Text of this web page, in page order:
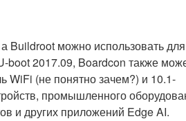
Buildroot можно использовать для
boot 2017.09, Boardcon также
WiFi (не понятно зачем?) и 10.1-
промышленного
и других приложений Edge AI.